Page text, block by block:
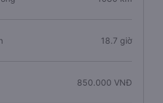
18.7 giờ
850.000 VNĐ